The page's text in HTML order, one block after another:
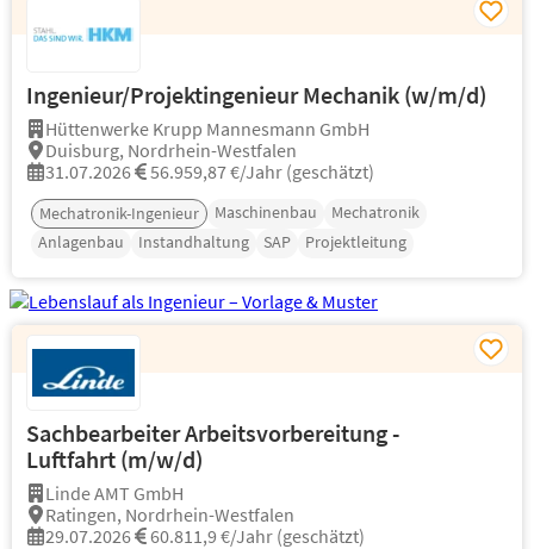
Ingenieur/Projektingenieur Mechanik (w/m/d)
Hüttenwerke Krupp Mannesmann GmbH
Duisburg, Nordrhein-Westfalen
31.07.2026
56.959,87 €/Jahr (geschätzt)
Mechatronik-Ingenieur Maschinenbau
Mechatronik
Anlagenbau
Instandhaltung SAP Projektleitung
Sachbearbeiter Arbeitsvorbereitung -
Luftfahrt (m/w/d)
Linde AMT GmbH
Ratingen, Nordrhein-Westfalen
29.07.2026
60.811,9 €/Jahr (geschätzt)